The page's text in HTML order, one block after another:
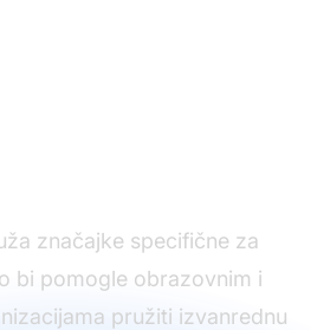
značajke specifične za
bi pomogle obrazovnim i
pružiti izvanrednu